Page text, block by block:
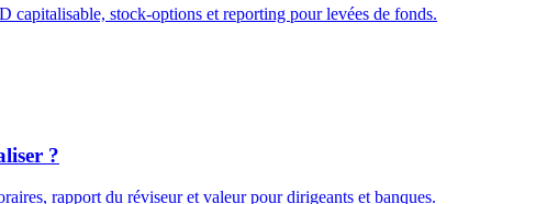
stock-options et reporting pour levées de fonds.
?
rapport du réviseur et valeur pour dirigeants et banques.